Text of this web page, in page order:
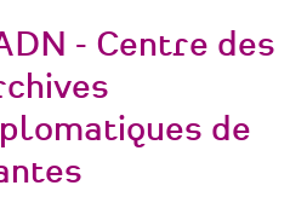
- Centre des
de